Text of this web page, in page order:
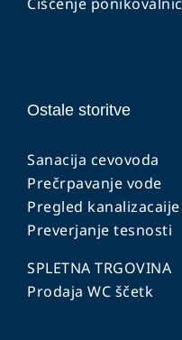
Ostale storitve
Sanacija cevovoda
Prečrpavanje vode
Pregled
Preverjanje tesnosti
SPLETNA TRGOVINA
Prodaja WC ščetk